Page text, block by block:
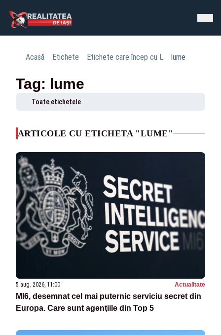
Acasă Etichete Etichete care încep cu L lume
Tag: lume
Toate etichetele
ARTICOLE CU ETICHETA "LUME"
5 aug. 2026, 11:00 Actualitate
MI6, desemnat cel mai puternic serviciu secret din
Europa. Care sunt agenţiile din Top 5